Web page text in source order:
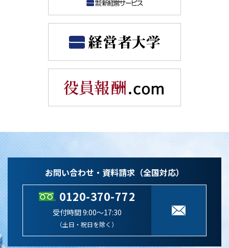
お問い合わせ・資料請求（全国対応）
0120-370-772
受付時間 9:00～17:30
（土日・祝日を除く）